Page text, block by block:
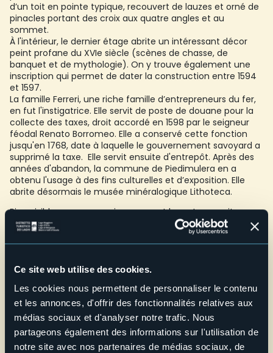
Ce site web utilise des cookies.
Les cookies nous permettent de personnaliser le contenu
et les annonces, d'offrir des fonctionnalités relatives aux
médias sociaux et d'analyser notre trafic. Nous
partageons également des informations sur l'utilisation de
notre site avec nos partenaires de médias sociaux, de
d’un toit en pointe typique, recouvert de lauzes et orné de
pinacles portant des croix aux quatre angles et au
sommet.
À l'intérieur, le dernier étage abrite un intéressant décor
peint profane du XVIe siècle (scènes de chasse, de
banquet et de mythologie). On y trouve également une
inscription qui permet de dater la construction entre 1594
et 1597.
La famille Ferreri, une riche famille d’entrepreneurs du fer,
en fut l'instigatrice. Elle servit de poste de douane pour la
collecte des taxes, droit accordé en 1598 par le seigneur
féodal Renato Borromeo. Elle a conservé cette fonction
jusqu'en 1768, date à laquelle le gouvernement savoyard a
supprimé la taxe. Elle servit ensuite d'entrepôt. Après des
années d'abandon, la commune de Piedimulera en a
obtenu l'usage à des fins culturelles et d’exposition. Elle
abrite désormais le musée minéralogique Lithoteca.
Bien visible pour ceux qui parcourent la route en voiture ou
qui empruntent l’ancien chemin muletier à pied pour
monter dans la vallée Anzasca. L'intérieur est ouvert à la
visite pendant les heures d’ouverture du musée Lithoteca,
E-mail
protocollo@comune.piedimulera.vb.it
Telefono
+39 0324 83105